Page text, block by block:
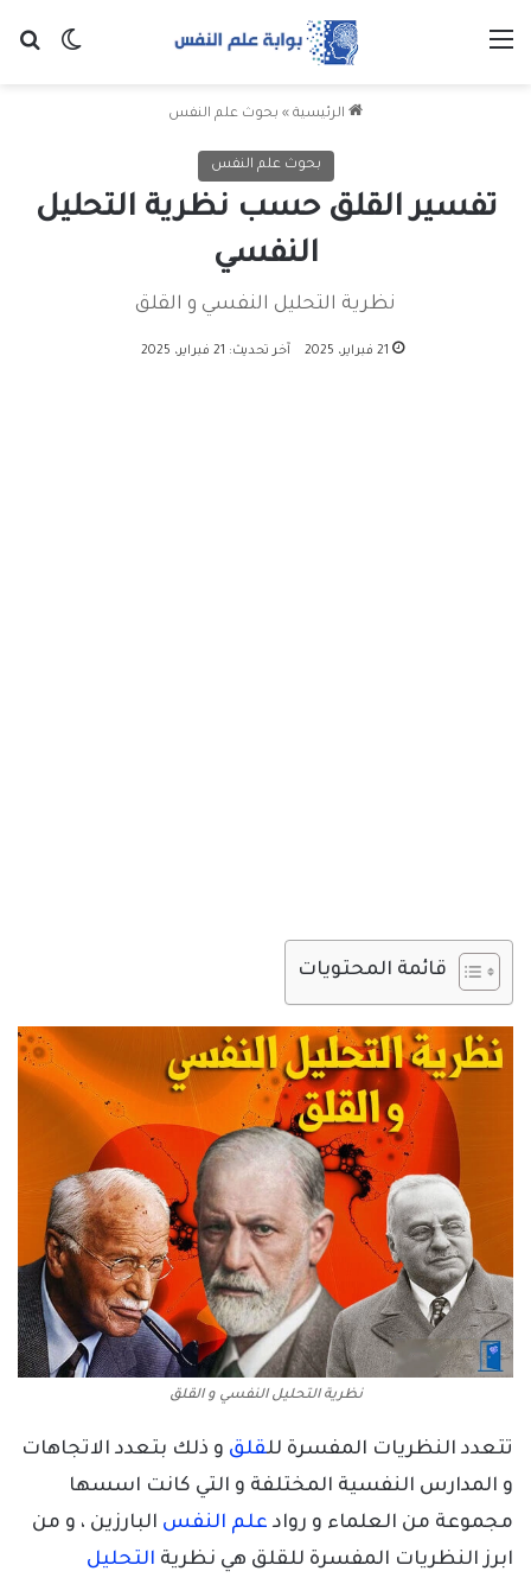
الرئيسية » بحوث علم النفس
بحوث علم النفس
تفسير القلق حسب نظرية التحليل
النفسي
نظرية التحليل النفسي و القلق
21 فبراير، 2025 آخر تحديث: 21 فبراير، 2025
قائمة المحتويات
نظرية التحليل النفسي و القلق
تتعدد النظريات المفسرة للقلق و ذلك بتعدد الاتجاهات
و المدارس النفسية المختلفة و التي كانت اسسها
مجموعة من العلماء و رواد علم النفس البارزين ، و من
ابرز النظريات المفسرة للقلق هي نظرية التحليل